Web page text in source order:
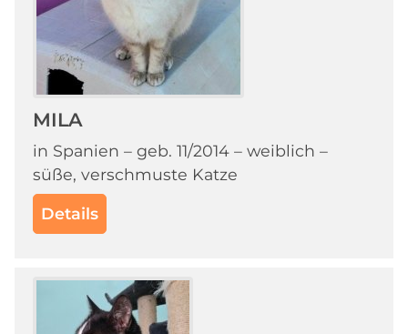
MILA
in Spanien – geb. 11/2014 – weiblich –
süße, verschmuste Katze
Details